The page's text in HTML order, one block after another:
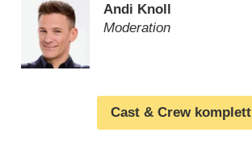
Andi Knoll
Moderation
Cast & Crew komplett